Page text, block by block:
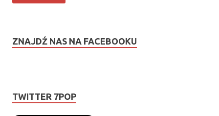
ZNAJDŹ NAS NA FACEBOOKU
TWITTER 7POP